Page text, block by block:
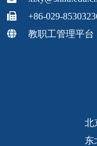
+86-029-
教职工管理平台
北
东